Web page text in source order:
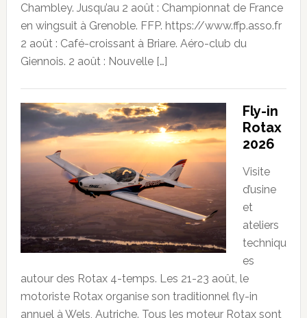
Chambley. Jusqu’au 2 août : Championnat de France
en wingsuit à Grenoble. FFP. https://www.ffp.asso.fr
2 août : Café-croissant à Briare. Aéro-club du
Giennois. 2 août : Nouvelle […]
Fly-in
Rotax
2026
Visite
d’usine
et
ateliers
techniqu
es
autour des Rotax 4-temps. Les 21-23 août, le
motoriste Rotax organise son traditionnel fly-in
annuel à Wels, Autriche. Tous les moteur Rotax sont